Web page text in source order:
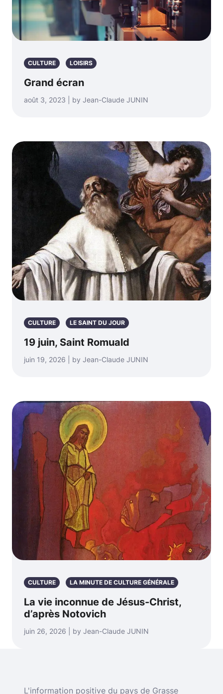
CULTURE LOISIRS
Grand écran
août 3, 2023 | by Jean-Claude JUNIN
CULTURE LE SAINT DU JOUR
19 juin, Saint Romuald
juin 19, 2026 | by Jean-Claude JUNIN
CULTURE LA MINUTE DE CULTURE GÉNÉRALE
La vie inconnue de Jésus-Christ,
d’après Notovich
juin 26, 2026 | by Jean-Claude JUNIN
L'information positive du pays de Grasse